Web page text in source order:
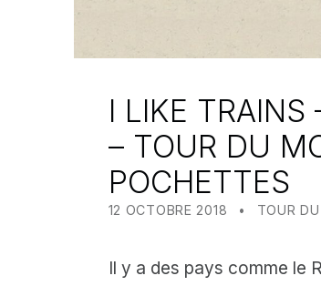
I LIKE TRAINS
– TOUR DU
POCHETTES
12 OCTOBRE 2018 MEALIN
TOUR
Il y a des pays comme le